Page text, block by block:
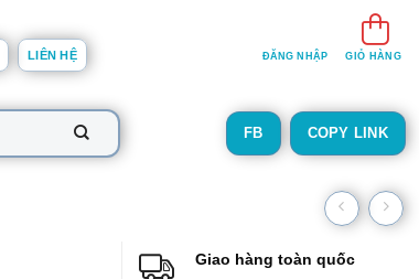
LIÊN HỆ ĐĂNG NHẬP GIỎ HÀNG
FB COPY LINK
Giao hàng toàn quốc